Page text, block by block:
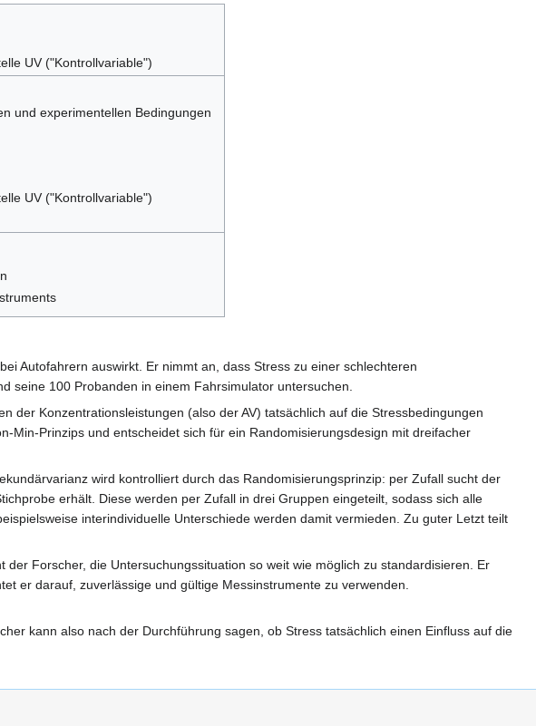
UV ("Kontrollvariable")
und experimentellen Bedingungen
UV ("Kontrollvariable")
Autofahrern auswirkt. Er nimmt an, dass Stress zu einer schlechteren
seine 100 Probanden in einem Fahrsimulator untersuchen.
der Konzentrationsleistungen (also der AV) tatsächlich auf die Stressbedingungen
Min-Prinzips und entscheidet sich für ein Randomisierungsdesign mit dreifacher
wird kontrolliert durch das Randomisierungsprinzip: per Zufall sucht der
erhält. Diese werden per Zufall in drei Gruppen eingeteilt, sodass sich alle
interindividuelle Unterschiede werden damit vermieden. Zu guter Letzt teilt
Forscher, die Untersuchungssituation so weit wie möglich zu standardisieren. Er
er darauf, zuverlässige und gültige Messinstrumente zu verwenden.
kann also nach der Durchführung sagen, ob Stress tatsächlich einen Einfluss auf die